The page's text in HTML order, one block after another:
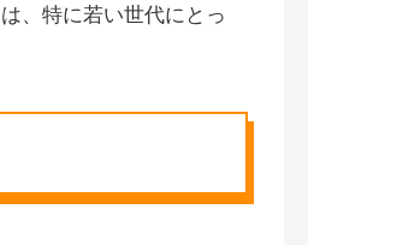
、特に若い世代にとっ